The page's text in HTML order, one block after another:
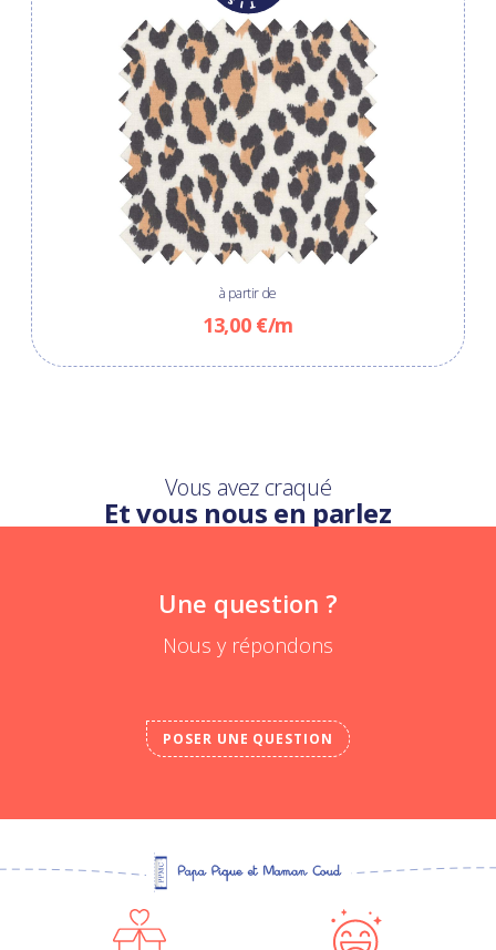
à partir de
13,00 €/m
Vous avez craqué
Et vous nous en parlez
Une question ?
Nous y répondons
POSER UNE QUESTION